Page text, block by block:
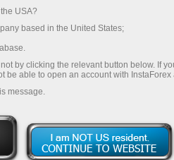
นตลาด รวมถึง
สำหรับการเทรด
ามารถรับโบนัส
ดฝาก และใช้
โมชั่นและข้อเสนอ
างหลวง
นตัวของคุณ
ลือกของขวัญมูลค่าสูงสุด
ยง — เรารับประกัน
USA?
based in the United States;
by clicking the relevant button below. If
be able to open an account with InstaForex
message.